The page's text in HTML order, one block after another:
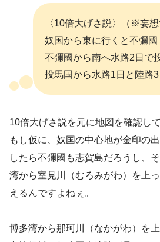
〈10倍大げさ説〉（※妄想
奴国から東に行くと不彌國
不彌國から南へ水路2日で
投馬国から水路1日と陸路
10倍大げさ説を元に地図を確認し
もし仮に、奴国の中心地が金印の
したら不彌國も志賀島だろうし、
湾から室見川（むろみがわ）を上
えるんですよねぇ。
博多湾から那珂川（なかがわ）を